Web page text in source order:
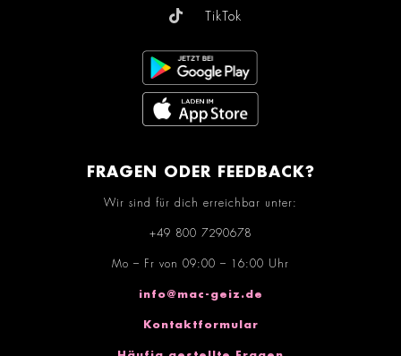
TikTok
FRAGEN ODER FEEDBACK?
Wir sind für dich erreichbar unter:
+49 800 7290678
Mo – Fr von 09:00 – 16:00 Uhr
info@mac-geiz.de
Kontaktformular